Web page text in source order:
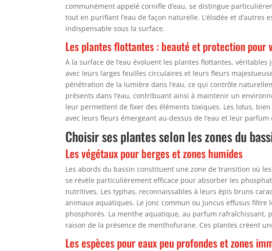
communément appelé cornifle d’eau, se distingue
tout en purifiant l’eau de façon naturelle. L’élodée et
indispensable sous la surface.
Les plantes flottantes : beauté et protection pour
À la surface de l’eau évoluent les plantes flottantes,
avec leurs larges feuilles circulaires et leurs fleurs
pénétration de la lumière dans l’eau, ce qui contrôle
présents dans l’eau, contribuant ainsi à maintenir un
leur permettent de fixer des éléments toxiques. Les lotus,
avec leurs fleurs émergeant au-dessus de l’eau et leur parfum
Choisir ses plantes selon les zones du
Les végétaux pour berges et zones humides
Les abords du bassin constituent une zone de transition où
se révèle particulièrement efficace pour absorber les
nutritives. Les typhas, reconnaissables à leurs épis bruns
animaux aquatiques. Le jonc commun ou Juncus effusus
phosphorés. La menthe aquatique, au parfum rafraîchissant,
raison de la présence de menthofurane. Ces plantes créent
Les espèces pour eaux peu profondes et zones